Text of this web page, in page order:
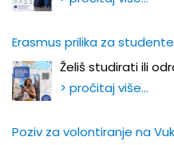
Erasmus prilika za studente
Želiš studirati ili
> pročitaj više…
Poziv za volontiranje na